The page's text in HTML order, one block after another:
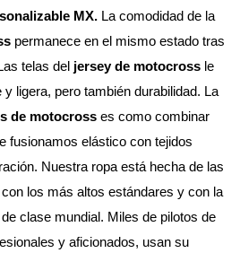
MX.
La comodidad de la
permanece en el mismo estado tras
telas del jersey de motocross le
ligera, pero también durabilidad. La
de motocross es como combinar
fusionamos elástico con tejidos
Nuestra ropa está hecha de las
los más altos estándares y con la
clase mundial. Miles de pilotos de